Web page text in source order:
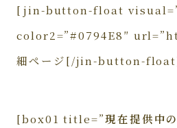
[jin-button-float
color2=”#0794E8″
細ページ[/jin-button-
[box01 title=”現在提供中